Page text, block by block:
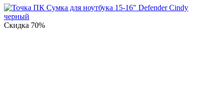
Скидка 70%